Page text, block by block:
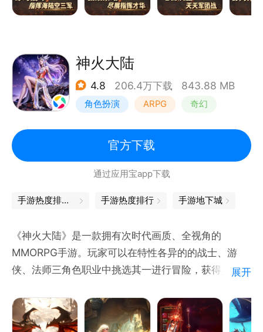
神火大陆
4.8 206.4万下载 843.88 MB
角色扮演 ARPG 奇幻
自由交易
官方下载
通过应用宝app下载
手游热度排行榜 手游热度排行 手游地下城
《神火大陆》是一款拥有次时代画质、全视角的
MMORPG手游。玩家可以在特性各异的的战士、游
侠、法师三角色职业中挑选其一进行冒险，获得具有神
界。
游戏以中世纪的北欧为故事背景，围绕“神火”这一核心
展开